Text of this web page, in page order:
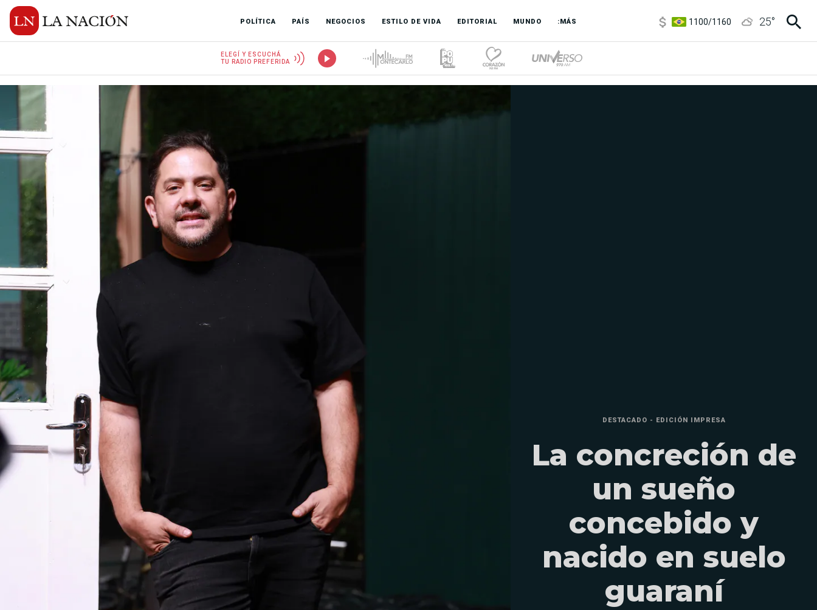
POLÍTICA PAÍS NEGOCIOS ESTILO DE VIDA EDITORIAL MUNDO :MÁS
3,8/4
25°
ELEGÍ Y ESCUCHÁ
TU RADIO PREFERIDA
DESTACADO - EDICIÓN IMPRESA
La concreción de
un sueño
concebido y
nacido en suelo
guaraní